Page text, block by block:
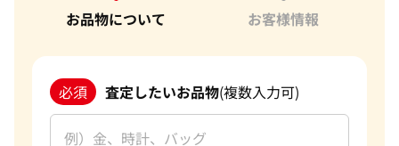
お品物について
お客様情報
必須 査定したいお品物(複数入力可)